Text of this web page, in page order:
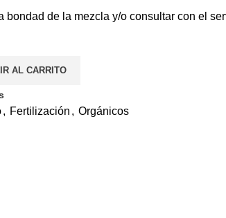
bondad de la mezcla y/o consultar con el
AL CARRITO
, Fertilización , Orgánicos